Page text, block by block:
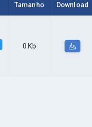
Tamanho Download
0 Kb